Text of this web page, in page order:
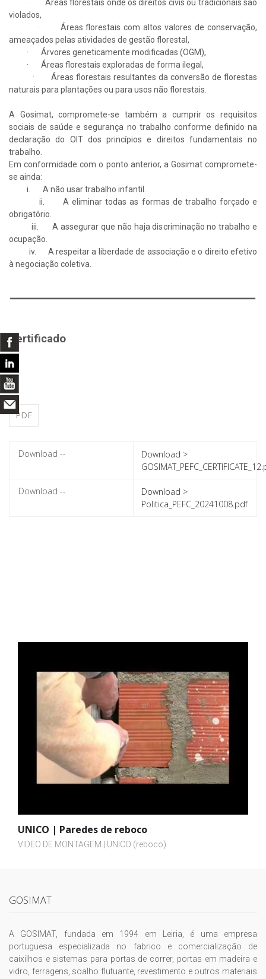
· Áreas florestais onde os direitos civis ou tradicionais são
violados,
· Áreas florestais com altos valores de conservação,
ameaçados pelas atividades de gestão florestal,
· Árvores geneticamente modificadas (OGM),
· Áreas florestais exploradas de forma ilegal,
· Áreas florestais resultantes da conversão de florestas
naturais para plantações ou para usos não florestais.
A Gosimat, compromete-se também a cumprir os requisitos
sociais de saúde e segurança no trabalho conforme definido na
declaração do OIT dos princípios e direitos fundamentais no
trabalho.
Em conformidade com o ponto anterior, a Gosimat compromete-
se ainda:
i. A não usar trabalho infantil.
ii. A eliminar todas as formas de trabalho forçado e
obrigatório.
iii. A assegurar que não haja discriminação no trabalho e
ocupação.
iv. A respeitar a liberdade de associação e o direito efetivo
à negociação coletiva.
Certificado
PDF
Download >
Download >
Politica_PEFC_20241008.pdf
UNICO | Paredes de reboco
VIDEO DE MONTAGEM | UNICO (reboco)
GOSIMAT
A GOSIMAT, fundada em 1994 em Leiria, é uma empresa
portuguesa especializada no fabrico e comercialização de
caixilhos e sistemas para portas de correr, portas em madeira e
vidro, ferragens, soalho flutuante, revestimento e outros materiais